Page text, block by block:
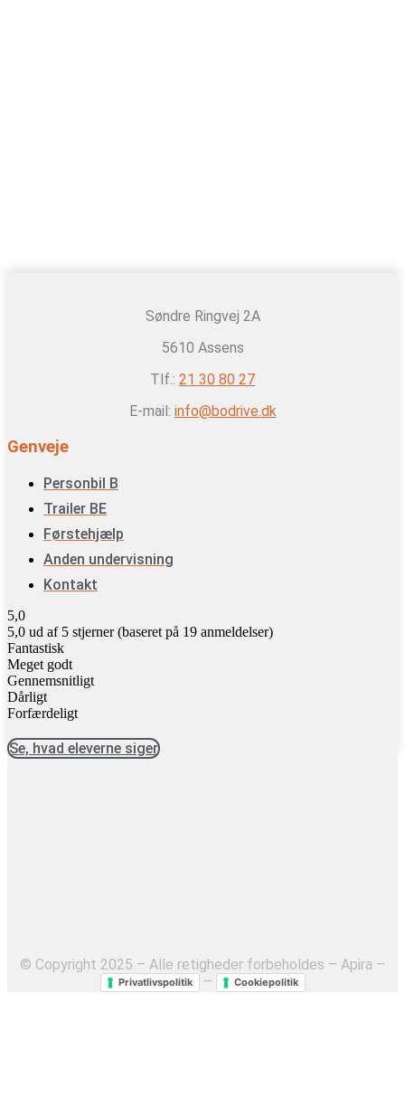
Søndre Ringvej 2A
5610 Assens
Tlf.: 21 30 80 27
E-mail: info@bodrive.dk
Genveje
Personbil B
Trailer BE
Førstehjælp
Anden undervisning
Kontakt
5,0
5,0 ud af 5 stjerner (baseret på 19 anmeldelser)
Fantastisk
Meget godt
Gennemsnitligt
Dårligt
Forfærdeligt
Se, hvad eleverne siger
© Copyright 2025 – Alle retigheder forbeholdes – Apira –
Privatlivspolitik – Cookiepolitik